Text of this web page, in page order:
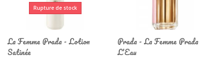
Rupture de stock
La Femme Prada - Lotion
Satinée
Prada - La Femme Prada
L'Eau